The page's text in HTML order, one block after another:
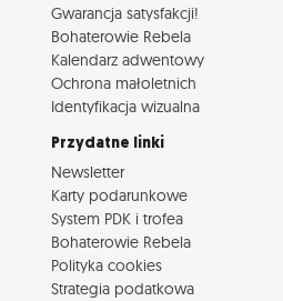
Gwarancja satysfakcji!
Bohaterowie Rebela
Kalendarz adwentowy
Ochrona małoletnich
Identyfikacja wizualna
Przydatne linki
Newsletter
Karty podarunkowe
System PDK i trofea
Bohaterowie Rebela
Polityka cookies
Strategia podatkowa